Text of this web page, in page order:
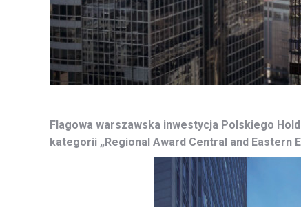
Flagowa warszawska inwestycja Polskiego
kategorii „Regional Award Central and Eastern